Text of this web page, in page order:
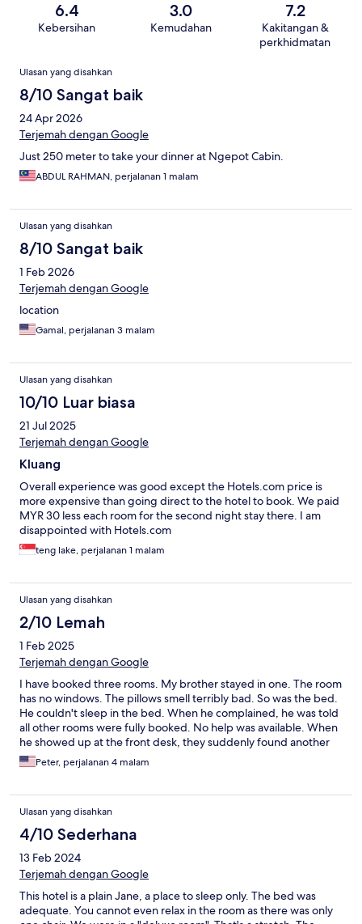
6.4
Kebersihan
3.0
Kemudahan
7.2
Kakitangan &
perkhidmatan
Ulasan
Ulasan yang disahkan
8/10 Sangat baik
24 Apr 2026
Terjemah dengan Google
Just 250 meter to take your dinner at Ngepot Cabin.
ABDUL RAHMAN, perjalanan 1 malam
Ulasan yang disahkan
8/10 Sangat baik
1 Feb 2026
Terjemah dengan Google
location
Gamal, perjalanan 3 malam
Ulasan yang disahkan
10/10 Luar biasa
21 Jul 2025
Terjemah dengan Google
Kluang
Overall experience was good except the Hotels.com price is
more expensive than going direct to the hotel to book. We paid
MYR 30 less each room for the second night stay there. I am
disappointed with Hotels.com
teng lake, perjalanan 1 malam
Ulasan yang disahkan
2/10 Lemah
1 Feb 2025
Terjemah dengan Google
I have booked three rooms. My brother stayed in one. The room
has no windows. The pillows smell terribly bad. So was the bed.
He couldn't sleep in the bed. When he complained, he was told
all other rooms were fully booked. No help was available. When
he showed up at the front desk, they suddenly found another
room, which was barely satisfactory. He assured me he wouldn't
return to the hotel again.
Peter, perjalanan 4 malam
Ulasan yang disahkan
4/10 Sederhana
13 Feb 2024
Terjemah dengan Google
This hotel is a plain Jane, a place to sleep only. The bed was
adequate. You cannot even relax in the room as there was only